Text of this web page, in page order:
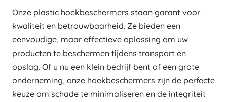
Onze plastic hoekbeschermers staan garant voor
kwaliteit en betrouwbaarheid. Ze bieden een
eenvoudige, maar effectieve oplossing om uw
producten te beschermen tijdens transport en
opslag. Of u nu een klein bedrijf bent of een grote
onderneming, onze hoekbeschermers zijn de perfecte
keuze om schade te minimaliseren en de integriteit